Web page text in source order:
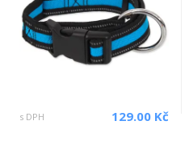
s DPH 129.00 Kč